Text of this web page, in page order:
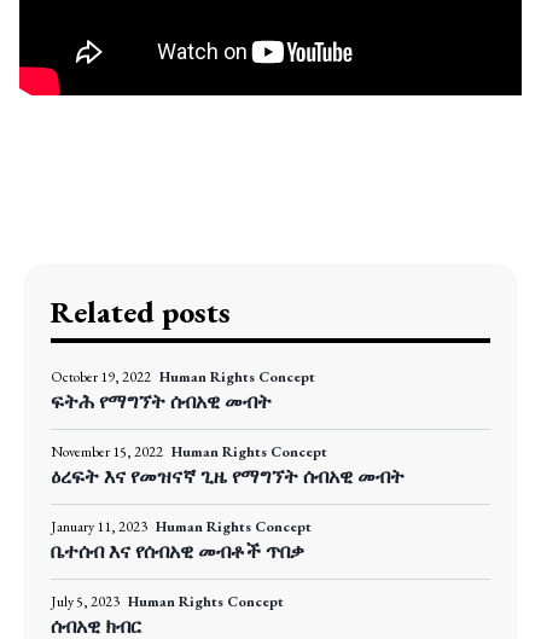
Related posts
October 19, 2022 Human Rights Concept
ፍትሕ የማግኘት ሰብአዊ መብት
November 15, 2022 Human Rights Concept
ዕረፍት እና የመዝናኛ ጊዜ የማግኘት ሰብአዊ መብት
January 11, 2023 Human Rights Concept
ቤተሰብ እና የሰብአዊ መብቶች ጥበቃ
July 5, 2023 Human Rights Concept
ሰብአዊ ክብር